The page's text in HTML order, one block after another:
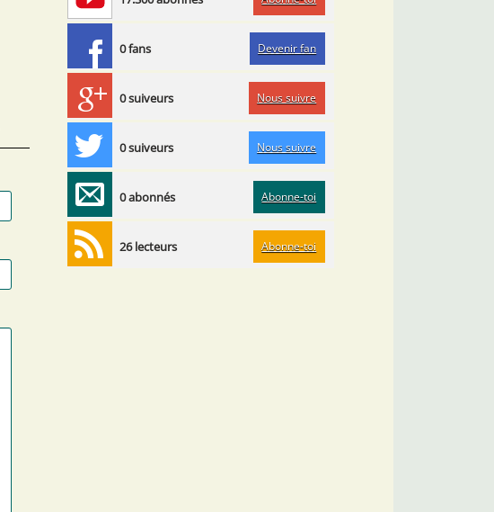
0 fans Devenir fan
0 suiveurs Nous suivre
0 suiveurs Nous suivre
0 abonnés Abonne-toi
26 lecteurs Abonne-toi